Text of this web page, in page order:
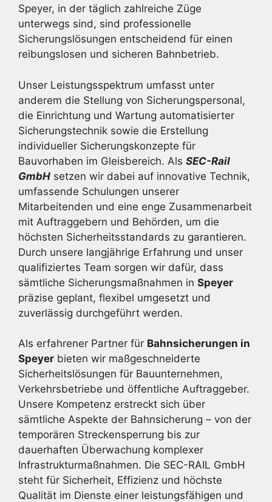
Speyer, in der täglich zahlreiche Züge
unterwegs sind, sind professionelle
Sicherungslösungen entscheidend für einen
reibungslosen und sicheren Bahnbetrieb.
Unser Leistungsspektrum umfasst unter
anderem die Stellung von Sicherungspersonal,
die Einrichtung und Wartung automatisierter
Sicherungstechnik sowie die Erstellung
individueller Sicherungskonzepte für
Bauvorhaben im Gleisbereich. Als SEC-Rail
GmbH setzen wir dabei auf innovative Technik,
umfassende Schulungen unserer
Mitarbeitenden und eine enge Zusammenarbeit
mit Auftraggebern und Behörden, um die
höchsten Sicherheitsstandards zu garantieren.
Durch unsere langjährige Erfahrung und unser
qualifiziertes Team sorgen wir dafür, dass
sämtliche Sicherungsmaßnahmen in Speyer
präzise geplant, flexibel umgesetzt und
zuverlässig durchgeführt werden.
Als erfahrener Partner für Bahnsicherungen in
Speyer bieten wir maßgeschneiderte
Sicherheitslösungen für Bauunternehmen,
Verkehrsbetriebe und öffentliche Auftraggeber.
Unsere Kompetenz erstreckt sich über
sämtliche Aspekte der Bahnsicherung – von der
temporären Streckensperrung bis zur
dauerhaften Überwachung komplexer
Infrastrukturmaßnahmen. Die SEC-RAIL GmbH
steht für Sicherheit, Effizienz und höchste
Qualität im Dienste einer leistungsfähigen und